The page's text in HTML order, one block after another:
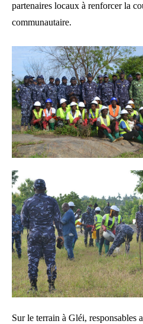
partenaires locaux à renforcer la
communautaire.
Sur le terrain à Gléi, responsables